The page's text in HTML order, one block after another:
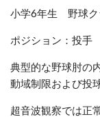
小学6年生 野球ク
ポジション：投手
典型的な野球肘の
動域制限および投
超音波観察では正